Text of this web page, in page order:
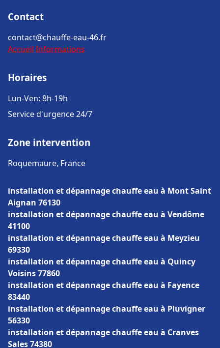
Contact
contact@chauffe-eau-46.fr
Accueil Informations
Horaires
Lun-Ven: 8h-19h
Service d'urgence 24/7
Zone intervention
Roquemaure, France
installation et dépannage chauffe eau à Mont Saint
Aignan 76130
installation et dépannage chauffe eau à Vendôme
41100
installation et dépannage chauffe eau à Meyzieu
69330
installation et dépannage chauffe eau à Quincy
Voisins 77860
installation et dépannage chauffe eau à Fayence
83440
installation et dépannage chauffe eau à Pluvigner
56330
installation et dépannage chauffe eau à Cranves
Sales 74380